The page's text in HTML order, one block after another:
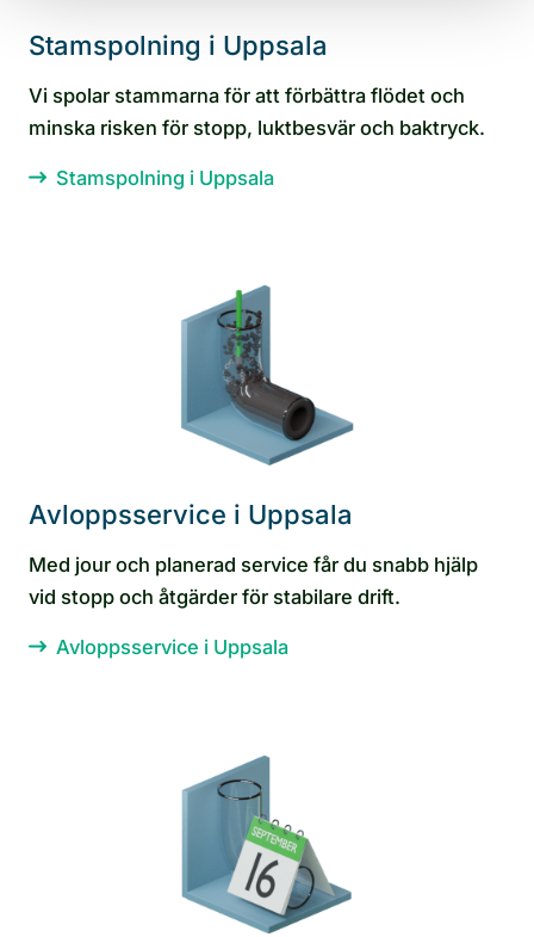
Stamspolning i Uppsala
Vi spolar stammarna för att förbättra flödet och
minska risken för stopp, luktbesvär och baktryck.
Stamspolning i Uppsala
Avloppsservice i Uppsala
Med jour och planerad service får du snabb hjälp
vid stopp och åtgärder för stabilare drift.
Avloppsservice i Uppsala